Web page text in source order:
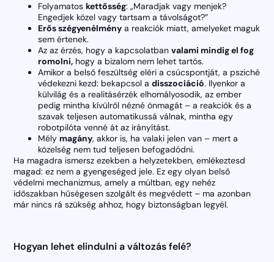
Folyamatos kettősség: „Maradjak vagy menjek?
Engedjek közel vagy tartsam a távolságot?”
Erős szégyenélmény a reakciók miatt, amelyeket maguk
sem értenek.
Az az érzés, hogy a kapcsolatbanvalami mindig el fog
romolni, hogy a bizalom nem lehet tartós.
Amikor a belső feszültség eléri a csúcspontját, a psziché
védekezni kezd: bekapcsol adisszociáció. Ilyenkor a
külvilág és a realitásérzék elhomályosodik, az ember
pedig mintha kívülről nézné önmagát – a reakciók és a
szavak teljesen automatikussá válnak, mintha egy
robotpilóta venné át az irányítást.
Mély magány, akkor is, ha valaki jelen van – mert a
közelség nem tud teljesen befogadódni.
Ha magadra ismersz ezekben a helyzetekben, emlékeztesd
magad: ez nem a gyengeséged jele. Ez egy olyan belső
védelmi mechanizmus, amely a múltban, egy nehéz
időszakban hűségesen szolgált és megvédett – ma azonban
már nincs rá szükség ahhoz, hogy biztonságban legyél.
Hogyan lehet elindulni a változás felé?